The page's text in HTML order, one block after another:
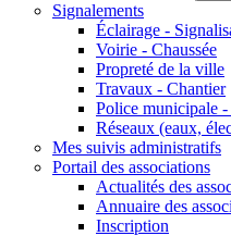
Signalements
Éclairage -
Voirie - Chaussée
Propreté de la ville
Travaux - Chantier
Police municipale
Réseaux (eaux,
Mes suivis administratifs
Portail des associations
Actualités des
Annuaire des
Inscription